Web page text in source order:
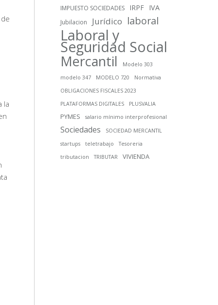
la
IMPUESTO SOCIEDADES
IRPF IVA
Jubilacion Jurídico laboral
Laboral y
Seguridad Social
Mercantil
Modelo 303
modelo 347
MODELO 720
Normativa
OBLIGACIONES FISCALES 2023
PLATAFORMAS DIGITALES
PLUSVALIA
PYMES salario mínimo interprofesional
Sociedades
SOCIEDAD MERCANTIL
startups
teletrabajo
Tesoreria
tributacion
TRIBUTAR VIVIENDA